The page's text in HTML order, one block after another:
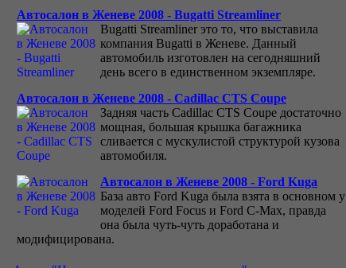
Автосалон в Женеве 2008 - Bugatti Streamliner
Bugatti Streamliner это то, что выставила
компания Bugatti в Женеве. Данный
автомобиль изготовлен на сегодняшний
день всего в единственном экземпляре.
Автосалон в Женеве 2008 - Cadillac CTS Coupe
Задняя часть Cadillac CTS Coupe достаточно
мощная, большая крышка багажника
сливается с мускулистой структурой кузова
автомобиля.
Автосалон в Женеве 2008 - Ford Kuga
База авто Ford Kuga была взята в основном у
моделей Ford Focus и Ford C-Max, правда
она была чуть-чуть доработана и
модифицирована.